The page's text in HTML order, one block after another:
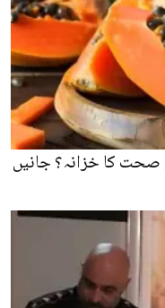
کا خزانہ؟ جانیں